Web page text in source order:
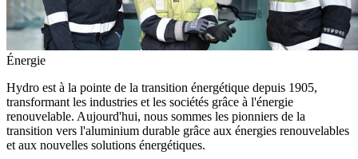
Énergie
Hydro est à la pointe de la transition énergétique depuis 1905,
transformant les industries et les sociétés grâce à l'énergie
renouvelable. Aujourd'hui, nous sommes les pionniers de la
transition vers l'aluminium durable grâce aux énergies renouvelables
et aux nouvelles solutions énergétiques.